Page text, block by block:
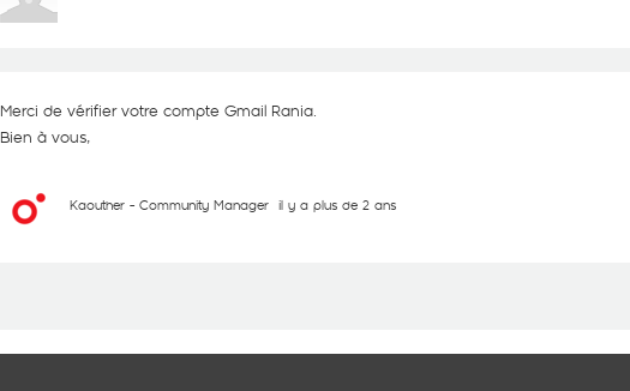
Merci de vérifier votre compte Gmail Rania.
Bien à vous,
Kaouther - Community Manager il y a plus de 2 ans